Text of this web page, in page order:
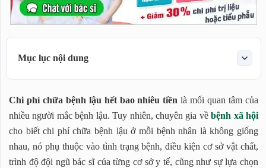
LIÊN HỆ
BỆNH XÃ HỘI
Mục lục nội dung
Chi phí chữa bệnh lậu hết bao nhiêu tiền
1. Mức độ nặng nhẹ của bệnh lậu
2. Phương pháp điều trị bệnh lậu
3. Địa chữa chữa bệnh lậu
Chi phí chữa bệnh lậu hết bao nhiêu tiền là mối quan tâm của
nhiều người mắc bệnh lậu. Tuy nhiên, chuyên gia vềbệnh xã hội
cho biết chi phí chữa bệnh lậu ở mỗi bệnh nhân là không giống
nhau, nó phụ thuộc vào tình trạng bệnh, điều kiện cơ sở vật chất,
trình độ đội ngũ bác sĩ của từng cơ sở y tế, cũng như sự lựa chọn